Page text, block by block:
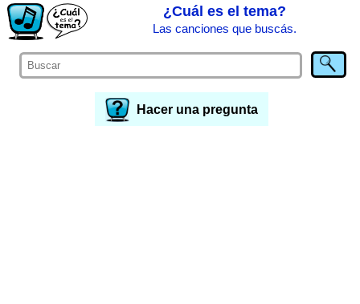
¿Cuál es el tema?
Las canciones que buscás.
Hacer una pregunta